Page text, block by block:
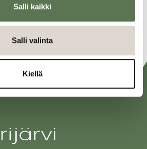
Salli kaikki
Salli valinta
Kiellä